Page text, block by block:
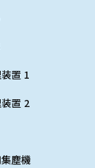
置 1
置 2
塵機